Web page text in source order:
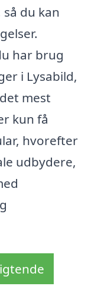
du kan
har brug
i Lysabild,
mest
kun få
hvorefter
udbydere,